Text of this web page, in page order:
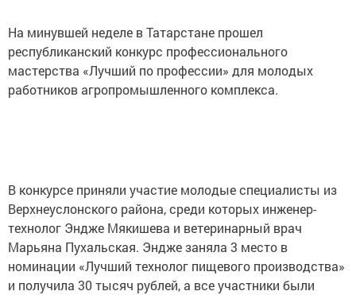
На минувшей неделе в Татарстане прошел
республиканский конкурс профессионального
мастерства «Лучший по профессии» для молодых
работников агропромышленного комплекса.
В конкурсе приняли участие молодые специалисты из
Верхнеуслонского района, среди которых инженер-
технолог Эндже Мякишева и ветеринарный врач
Марьяна Пухальская. Эндже заняла 3 место в
номинации «Лучший технолог пищевого производства»
и получила 30 тысяч рублей, а все участники были